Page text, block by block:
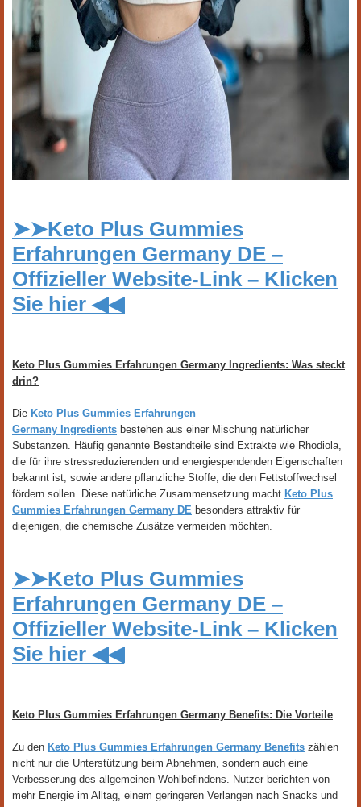
➤➤Keto Plus Gummies
Erfahrungen Germany DE –
Offizieller Website-Link – Klicken
Sie hier ◀◀
Keto Plus Gummies Erfahrungen Germany Ingredients: Was steckt
drin?
Die Keto Plus Gummies Erfahrungen
Germany Ingredients bestehen aus einer Mischung natürlicher
Substanzen. Häufig genannte Bestandteile sind Extrakte wie Rhodiola,
die für ihre stressreduzierenden und energiespendenden Eigenschaften
bekannt ist, sowie andere pflanzliche Stoffe, die den Fettstoffwechsel
fördern sollen. Diese natürliche Zusammensetzung macht Keto Plus
Gummies Erfahrungen Germany DE besonders attraktiv für
diejenigen, die chemische Zusätze vermeiden möchten.
➤➤Keto Plus Gummies
Erfahrungen Germany DE –
Offizieller Website-Link – Klicken
Sie hier ◀◀
Keto Plus Gummies Erfahrungen Germany Benefits: Die Vorteile
Zu den Keto Plus Gummies Erfahrungen Germany Benefits zählen
nicht nur die Unterstützung beim Abnehmen, sondern auch eine
Verbesserung des allgemeinen Wohlbefindens. Nutzer berichten von
mehr Energie im Alltag, einem geringeren Verlangen nach Snacks und